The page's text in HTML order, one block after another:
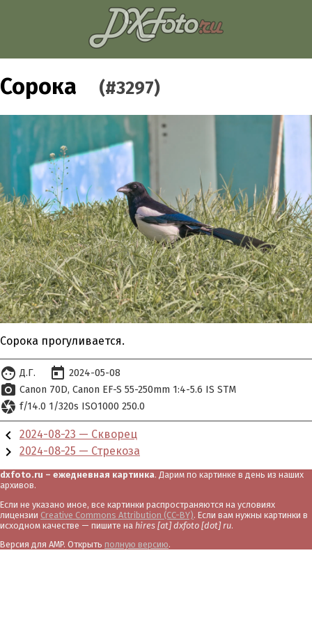
Сорока (#3297)
Сорока прогуливается.
face Д.Г. today 2024-05-08
photo_camera Canon 70D Canon EF-S 55-250mm 1:4-5.6 IS STM
camera f/14.0 1/320s ISO1000 250.0
chevron_left 2024-08-23 — Скворец
chevron_right 2024-08-25 — Стрекоза
dxfoto.ru – ежедневная картинка. Дарим по картинке в день из наших
архивов.
Если не указано иное, все картинки распространяются на условиях
лицензии Creative Commons Attribution (CC-BY). Если вам нужны картинки в
исходном качестве — пишите на hires [at] dxfoto [dot] ru.
Версия для AMP. Открыть полную версию.